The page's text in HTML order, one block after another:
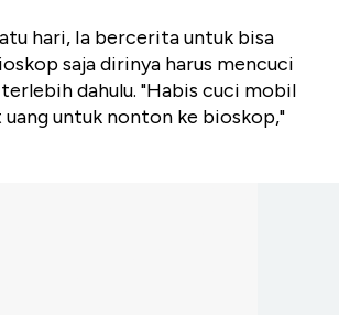
hari, Ia bercerita untuk bisa
saja dirinya harus mencuci
dahulu. "Habis cuci mobil
uang untuk nonton ke bioskop,"